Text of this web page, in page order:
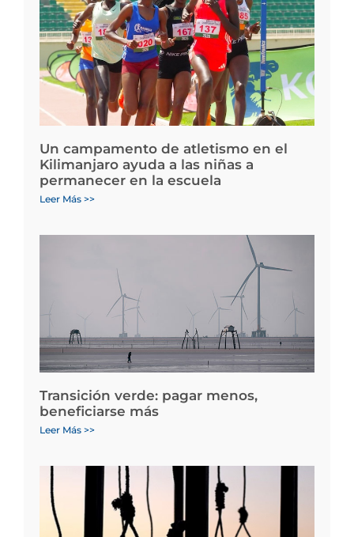
Un campamento de atletismo en el
Kilimanjaro ayuda a las niñas a
permanecer en la escuela
Leer Más >>
Transición verde: pagar menos,
beneficiarse más
Leer Más >>